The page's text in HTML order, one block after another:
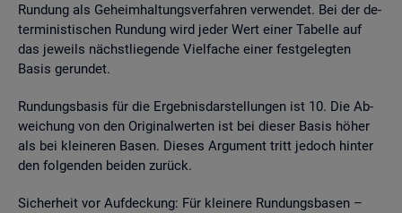
Run­dung als Ge­heim­hal­tungs­ver­fah­ren ver­wen­det. Bei der de­
ter­mi­nis­ti­schen Run­dung wird jeder Wert einer Ta­bel­le auf
das je­weils nächst­lie­gen­de Viel­fa­che einer fest­ge­leg­ten
Basis ge­run­det.
Run­dungs­ba­sis für die Er­geb­nis­dar­stel­lun­gen ist 10. Die Ab­
wei­chung von den Ori­gi­nal­wer­ten ist bei die­ser Basis höher
als bei klei­ne­ren Basen. Die­ses Ar­gu­ment tritt je­doch hin­ter
den fol­gen­den bei­den zu­rück.
Si­cher­heit vor Auf­de­ckung: Für klei­ne­re Run­dungs­ba­sen –